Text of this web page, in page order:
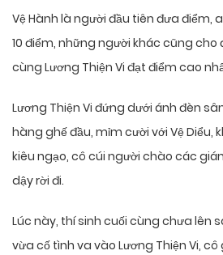
Vệ Hành là người đầu tiên đưa điểm,
10 điểm, những người khác cũng cho
cùng Lương Thiện Vi đạt điểm cao
Lương Thiện Vi đứng dưới ánh đèn
hàng ghế đầu, mỉm cười với Vệ Diểu,
kiêu ngạo, cô cúi người chào các
dậy rời đi.
Lúc này, thí sinh cuối cùng chưa lên
vừa cố tình va vào Lương Thiện Vi,